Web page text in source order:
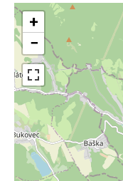
+
−